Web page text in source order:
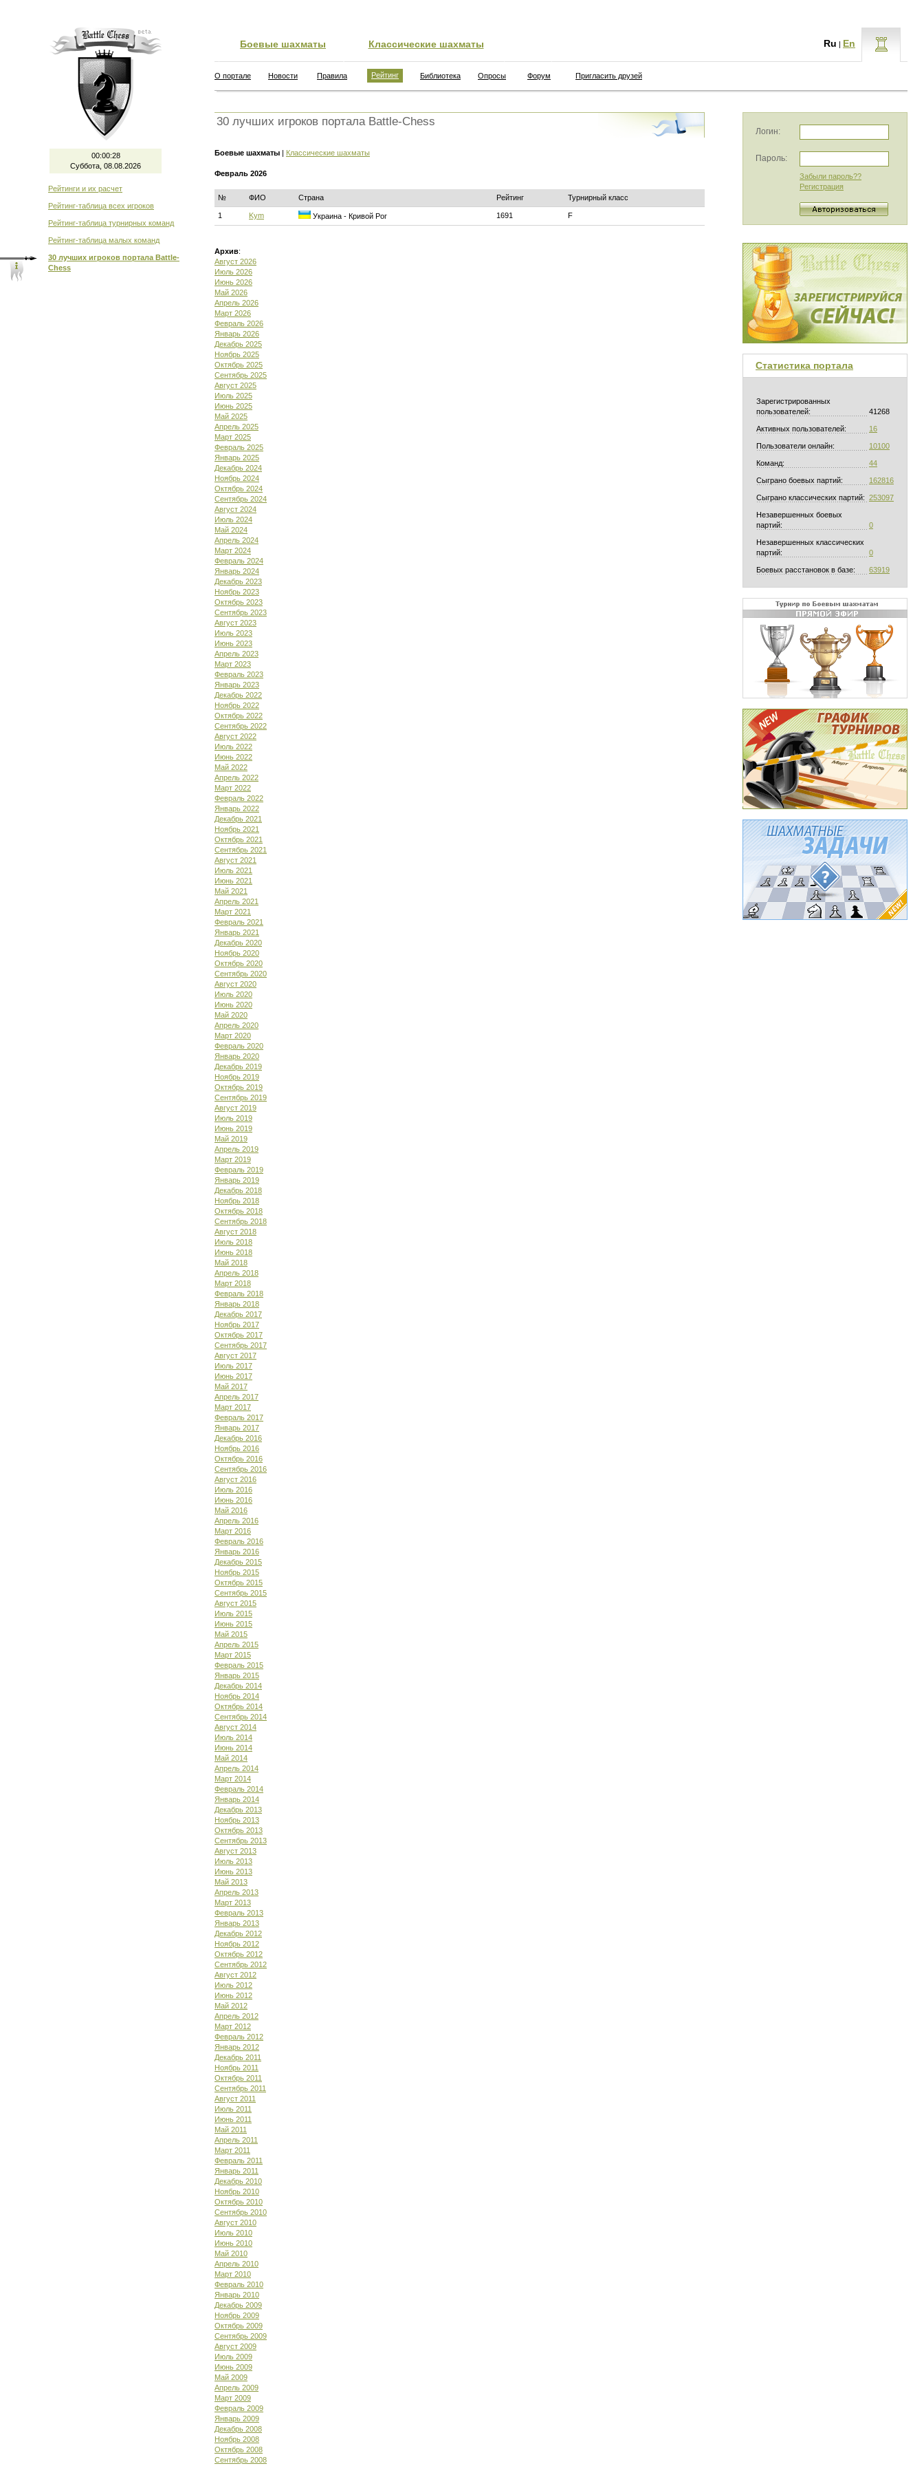
00:00:29
Суббота, 08.08.2026
Рейтинги и их расчет
Рейтинг-таблица всех игроков
Рейтинг-таблица турнирных команд
Рейтинг-таблица малых команд
30 лучших игроков портала Battle-
Chess
Боевые шахматы Классические шахматы Ru | En
О портале Новости Правила Рейтинг Библиотека Опросы Форум Пригласить друзей
30 лучших игроков портала Battle-Chess
Боевые шахматы | Классические шахматы
Февраль 2026
№ ФИО Страна Рейтинг Турнирный класс
1 Kym Украина - Кривой Рог 1691 F
Архив:
Август 2026
Июль 2026
Июнь 2026
Май 2026
Апрель 2026
Март 2026
Февраль 2026
Январь 2026
Декабрь 2025
Ноябрь 2025
Октябрь 2025
Сентябрь 2025
Август 2025
Июль 2025
Июнь 2025
Май 2025
Апрель 2025
Март 2025
Февраль 2025
Январь 2025
Декабрь 2024
Ноябрь 2024
Октябрь 2024
Сентябрь 2024
Август 2024
Июль 2024
Май 2024
Апрель 2024
Март 2024
Февраль 2024
Январь 2024
Декабрь 2023
Ноябрь 2023
Октябрь 2023
Сентябрь 2023
Август 2023
Июль 2023
Июнь 2023
Апрель 2023
Март 2023
Февраль 2023
Январь 2023
Декабрь 2022
Ноябрь 2022
Октябрь 2022
Сентябрь 2022
Август 2022
Июль 2022
Июнь 2022
Май 2022
Апрель 2022
Март 2022
Февраль 2022
Январь 2022
Декабрь 2021
Ноябрь 2021
Октябрь 2021
Сентябрь 2021
Август 2021
Июль 2021
Июнь 2021
Май 2021
Апрель 2021
Март 2021
Февраль 2021
Январь 2021
Декабрь 2020
Ноябрь 2020
Октябрь 2020
Сентябрь 2020
Август 2020
Июль 2020
Июнь 2020
Май 2020
Апрель 2020
Март 2020
Февраль 2020
Январь 2020
Декабрь 2019
Ноябрь 2019
Октябрь 2019
Сентябрь 2019
Август 2019
Июль 2019
Июнь 2019
Май 2019
Апрель 2019
Март 2019
Февраль 2019
Январь 2019
Декабрь 2018
Ноябрь 2018
Октябрь 2018
Сентябрь 2018
Август 2018
Июль 2018
Июнь 2018
Май 2018
Апрель 2018
Март 2018
Февраль 2018
Январь 2018
Декабрь 2017
Ноябрь 2017
Октябрь 2017
Сентябрь 2017
Август 2017
Июль 2017
Июнь 2017
Май 2017
Апрель 2017
Март 2017
Февраль 2017
Январь 2017
Декабрь 2016
Ноябрь 2016
Октябрь 2016
Сентябрь 2016
Август 2016
Июль 2016
Июнь 2016
Май 2016
Апрель 2016
Март 2016
Февраль 2016
Январь 2016
Декабрь 2015
Ноябрь 2015
Октябрь 2015
Сентябрь 2015
Август 2015
Июль 2015
Июнь 2015
Май 2015
Апрель 2015
Март 2015
Февраль 2015
Январь 2015
Декабрь 2014
Ноябрь 2014
Октябрь 2014
Сентябрь 2014
Август 2014
Июль 2014
Июнь 2014
Май 2014
Апрель 2014
Март 2014
Февраль 2014
Январь 2014
Декабрь 2013
Ноябрь 2013
Октябрь 2013
Сентябрь 2013
Август 2013
Июль 2013
Июнь 2013
Май 2013
Апрель 2013
Март 2013
Февраль 2013
Январь 2013
Декабрь 2012
Ноябрь 2012
Октябрь 2012
Сентябрь 2012
Август 2012
Июль 2012
Июнь 2012
Май 2012
Апрель 2012
Март 2012
Февраль 2012
Январь 2012
Декабрь 2011
Ноябрь 2011
Октябрь 2011
Сентябрь 2011
Август 2011
Июль 2011
Июнь 2011
Май 2011
Апрель 2011
Март 2011
Февраль 2011
Январь 2011
Декабрь 2010
Ноябрь 2010
Октябрь 2010
Сентябрь 2010
Август 2010
Июль 2010
Июнь 2010
Май 2010
Апрель 2010
Март 2010
Февраль 2010
Январь 2010
Декабрь 2009
Ноябрь 2009
Октябрь 2009
Сентябрь 2009
Август 2009
Июль 2009
Июнь 2009
Май 2009
Апрель 2009
Март 2009
Февраль 2009
Январь 2009
Декабрь 2008
Ноябрь 2008
Октябрь 2008
Сентябрь 2008
Логин:
Пароль:
Забыли пароль??
Регистрация
Статистика портала
Зарегистрированных
пользователей:
41268
Активных пользователей: 16
Пользователи онлайн: 10100
Команд: 44
Сыграно боевых партий: 162816
Сыграно классических партий: 253097
Незавершенных боевых
партий:
0
Незавершенных классических
партий:
0
Боевых расстановок в базе: 63919